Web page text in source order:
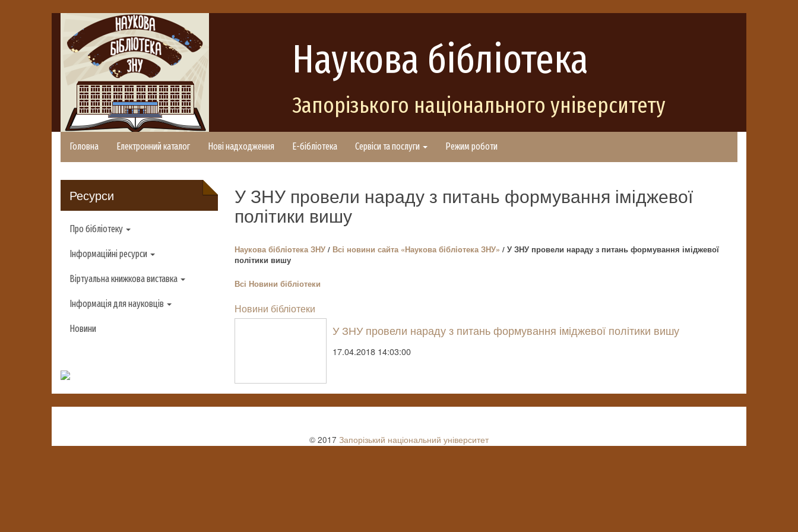
Наукова бібліотека
Запорізького національного університету
Головна Електронний каталог Нові надходження E-бібліотека Сервіси та послуги Режим роботи
Ресурси
Про бібліотеку
Інформаційні ресурси
Віртуальна книжкова виставка
Інформація для науковців
Новини
У ЗНУ провели нараду з питань формування іміджевої
політики вишу
Наукова бiблioтека ЗНУ/ Всі новини сайта «Наукова бiблioтека ЗНУ» / У ЗНУ провели нараду з питань формування іміджевої
політики вишу
Всі Новини бібліотеки
Новини бібліотеки
У ЗНУ провели нараду з питань формування іміджевої політики вишу
17.04.2018 14:03:00
© 2017 Запорізький національний університет